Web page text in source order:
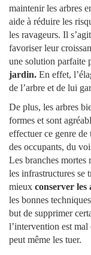
maintenir les arbres
aide à réduire les
les ravageurs. Il
favoriser leur
une solution parfaite
jardin. En effet,
de l’arbre et de lui
De plus, les arbres
formes et sont
effectuer ce genre
des occupants, du
Les branches mortes
les infrastructures se
mieux conserver les
les bonnes
but de supprimer
l’intervention est mal
peut même les tuer.